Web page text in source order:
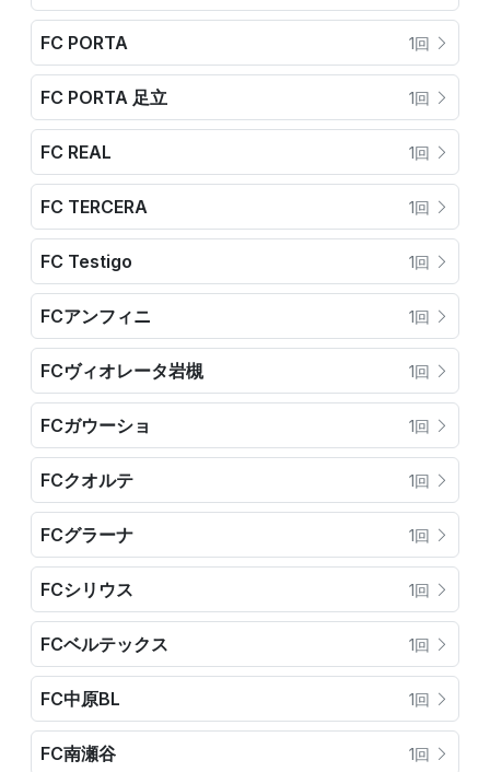
FC PORTA 1回
FC PORTA 足立 1回
FC REAL 1回
FC TERCERA 1回
FC Testigo 1回
FCアンフィニ 1回
FCヴィオレータ岩槻 1回
FCガウーショ 1回
FCクオルテ 1回
FCグラーナ 1回
FCシリウス 1回
FCベルテックス 1回
FC中原BL 1回
FC南瀬谷 1回